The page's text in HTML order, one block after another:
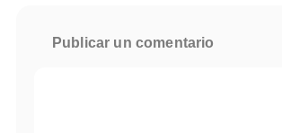
Publicar un comentario